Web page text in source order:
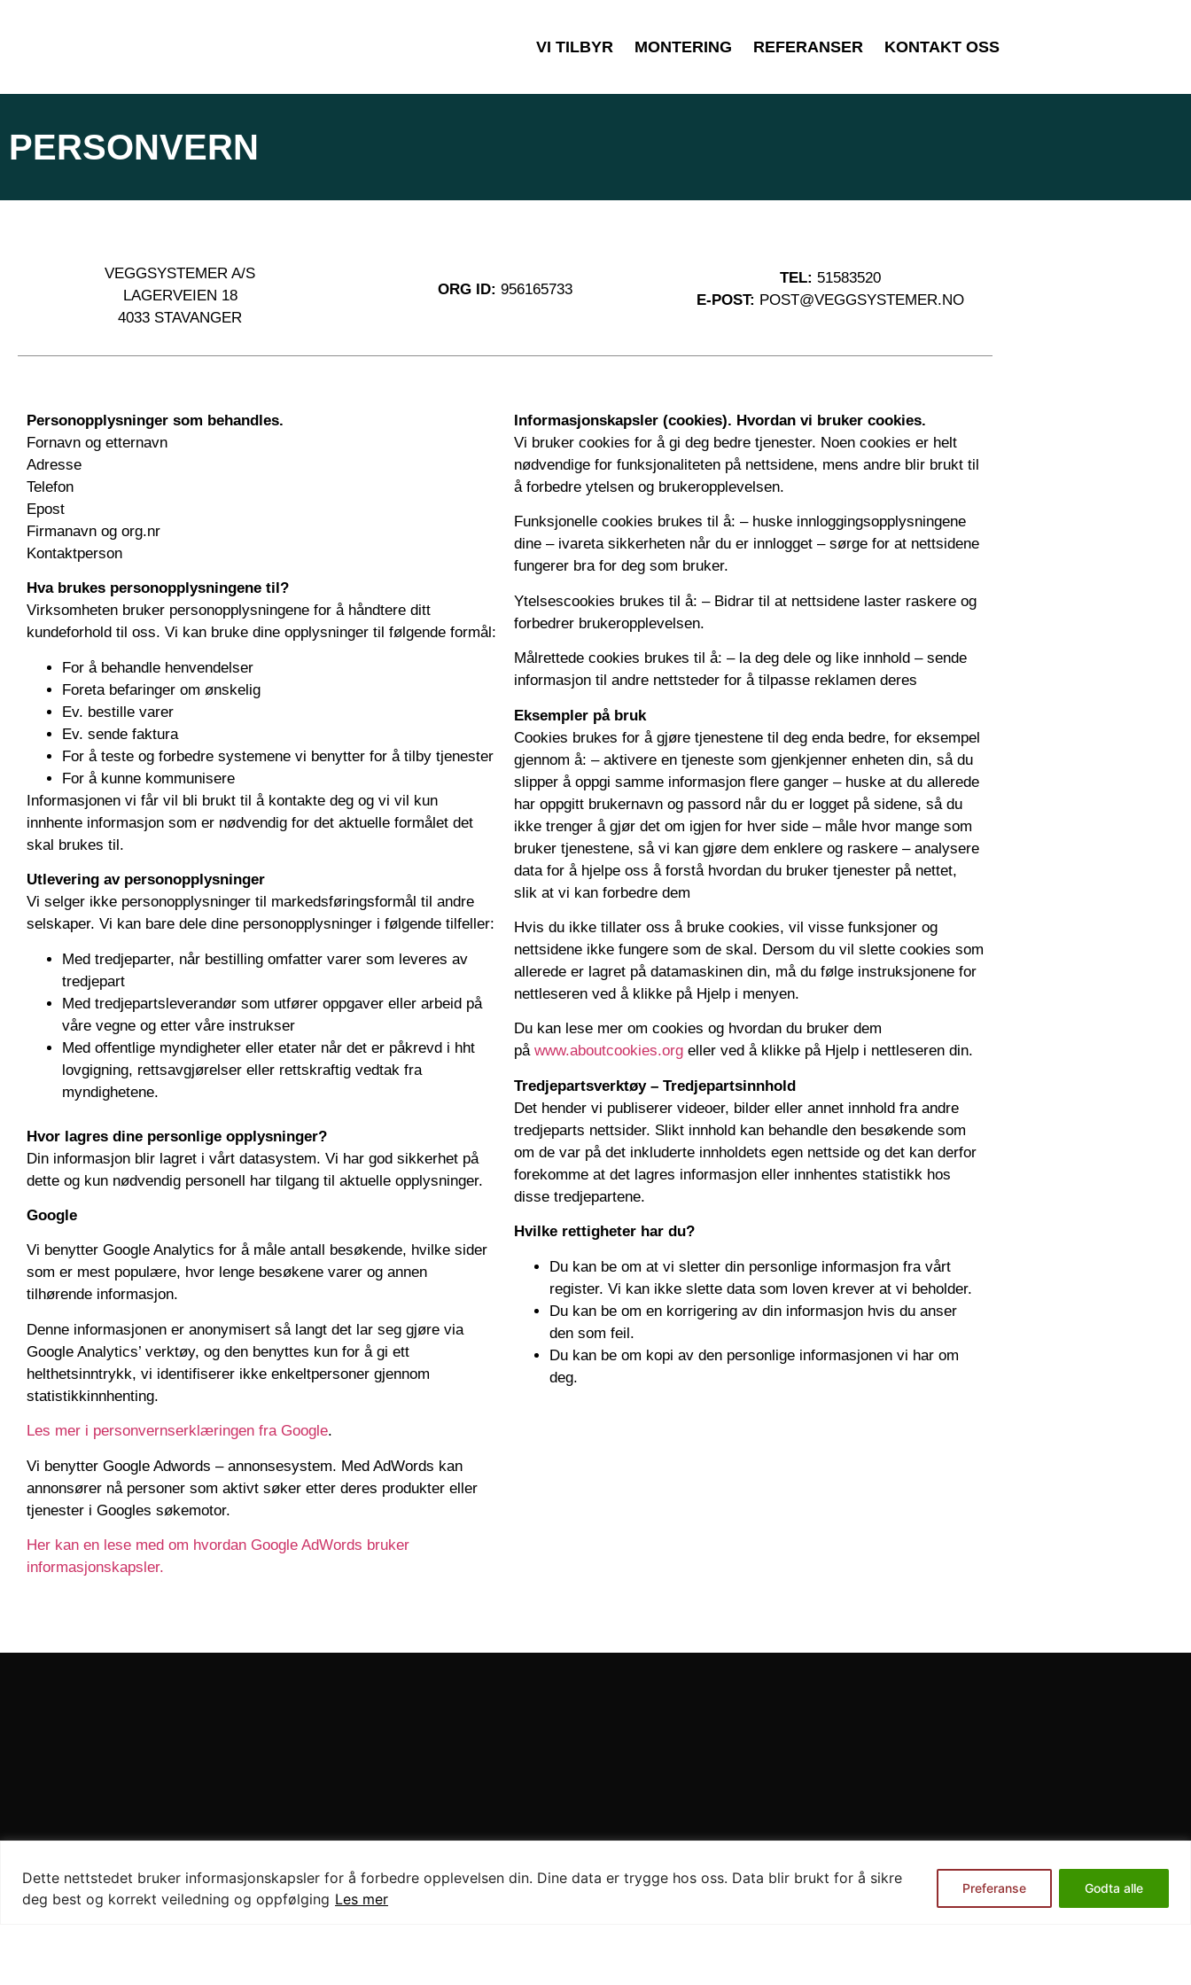
Dette nettstedet bruker informasjonskapsler for å forbedre opplevelsen din. Dine data er trygge hos oss. Data blir brukt for å sikre
deg best og korrekt veiledning og oppfølging Les mer
Preferanse Godta alle
VI TILBYR MONTERING REFERANSER KONTAKT OSS
PERSONVERN
VEGGSYSTEMER A/S
LAGERVEIEN 18
4033 STAVANGER
ORG ID: 956165733
TEL: 51583520
E-POST: POST@VEGGSYSTEMER.NO
Personopplysninger som behandles.
Fornavn og etternavn
Adresse
Telefon
Epost
Firmanavn og org.nr
Kontaktperson
Hva brukes personopplysningene til?
Virksomheten bruker personopplysningene for å håndtere ditt
kundeforhold til oss. Vi kan bruke dine opplysninger til følgende formål:
For å behandle henvendelser
Foreta befaringer om ønskelig
Ev. bestille varer
Ev. sende faktura
For å teste og forbedre systemene vi benytter for å tilby tjenester
For å kunne kommunisere
Informasjonen vi får vil bli brukt til å kontakte deg og vi vil kun
innhente informasjon som er nødvendig for det aktuelle formålet det
skal brukes til.
Utlevering av personopplysninger
Vi selger ikke personopplysninger til markedsføringsformål til andre
selskaper. Vi kan bare dele dine personopplysninger i følgende tilfeller:
Med tredjeparter, når bestilling omfatter varer som leveres av
tredjepart
Med tredjepartsleverandør som utfører oppgaver eller arbeid på
våre vegne og etter våre instrukser
Med offentlige myndigheter eller etater når det er påkrevd i hht
lovgigning, rettsavgjørelser eller rettskraftig vedtak fra
myndighetene.
Hvor lagres dine personlige opplysninger?
Din informasjon blir lagret i vårt datasystem. Vi har god sikkerhet på
dette og kun nødvendig personell har tilgang til aktuelle opplysninger.
Google
Vi benytter Google Analytics for å måle antall besøkende, hvilke sider
som er mest populære, hvor lenge besøkene varer og annen
tilhørende informasjon.
Denne informasjonen er anonymisert så langt det lar seg gjøre via
Google Analytics’ verktøy, og den benyttes kun for å gi ett
helthetsinntrykk, vi identifiserer ikke enkeltpersoner gjennom
statistikkinnhenting.
Les mer i personvernserklæringen fra Google.
Vi benytter Google Adwords – annonsesystem. Med AdWords kan
annonsører nå personer som aktivt søker etter deres produkter eller
tjenester i Googles søkemotor.
Her kan en lese med om hvordan Google AdWords bruker
informasjonskapsler.
Informasjonskapsler (cookies). Hvordan vi bruker cookies.
Vi bruker cookies for å gi deg bedre tjenester. Noen cookies er helt
nødvendige for funksjonaliteten på nettsidene, mens andre blir brukt til
å forbedre ytelsen og brukeropplevelsen.
Funksjonelle cookies brukes til å: – huske innloggingsopplysningene
dine – ivareta sikkerheten når du er innlogget – sørge for at nettsidene
fungerer bra for deg som bruker.
Ytelsescookies brukes til å: – Bidrar til at nettsidene laster raskere og
forbedrer brukeropplevelsen.
Målrettede cookies brukes til å: – la deg dele og like innhold – sende
informasjon til andre nettsteder for å tilpasse reklamen deres
Eksempler på bruk
Cookies brukes for å gjøre tjenestene til deg enda bedre, for eksempel
gjennom å: – aktivere en tjeneste som gjenkjenner enheten din, så du
slipper å oppgi samme informasjon flere ganger – huske at du allerede
har oppgitt brukernavn og passord når du er logget på sidene, så du
ikke trenger å gjør det om igjen for hver side – måle hvor mange som
bruker tjenestene, så vi kan gjøre dem enklere og raskere – analysere
data for å hjelpe oss å forstå hvordan du bruker tjenester på nettet,
slik at vi kan forbedre dem
Hvis du ikke tillater oss å bruke cookies, vil visse funksjoner og
nettsidene ikke fungere som de skal. Dersom du vil slette cookies som
allerede er lagret på datamaskinen din, må du følge instruksjonene for
nettleseren ved å klikke på Hjelp i menyen.
Du kan lese mer om cookies og hvordan du bruker dem
på www.aboutcookies.org eller ved å klikke på Hjelp i nettleseren din.
Tredjepartsverktøy – Tredjepartsinnhold
Det hender vi publiserer videoer, bilder eller annet innhold fra andre
tredjeparts nettsider. Slikt innhold kan behandle den besøkende som
om de var på det inkluderte innholdets egen nettside og det kan derfor
forekomme at det lagres informasjon eller innhentes statistikk hos
disse tredjepartene.
Hvilke rettigheter har du?
Du kan be om at vi sletter din personlige informasjon fra vårt
register. Vi kan ikke slette data som loven krever at vi beholder.
Du kan be om en korrigering av din informasjon hvis du anser
den som feil.
Du kan be om kopi av den personlige informasjonen vi har om
deg.
KONTAKT